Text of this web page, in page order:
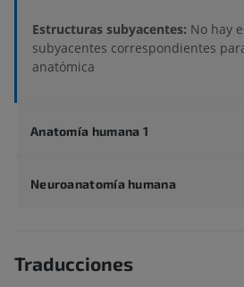
Estructuras subyacentes: No hay
subyacentes correspondientes
anatómica
Anatomía humana 1
Neuroanatomía humana
Traducciones